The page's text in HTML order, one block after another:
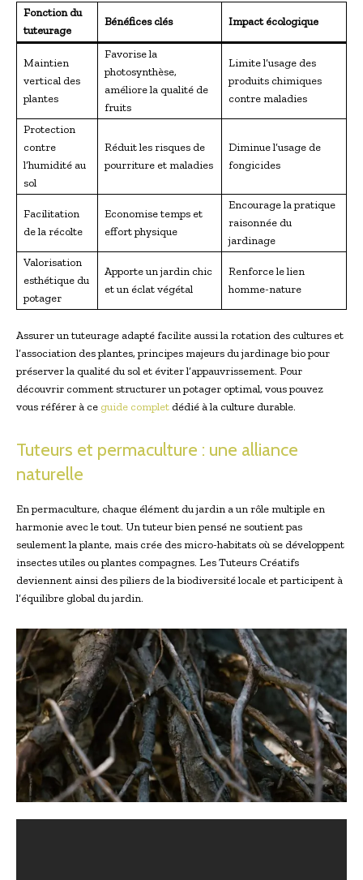
Fonction du
tuteurage
Bénéfices clés Impact écologique
Maintien
vertical des
plantes
Favorise la
photosynthèse,
améliore la qualité de
fruits
Limite l’usage des
produits chimiques
contre maladies
Protection
contre
l’humidité au
sol
Réduit les risques de
pourriture et maladies
Diminue l’usage de
fongicides
Facilitation
de la récolte
Economise temps et
effort physique
Encourage la pratique
raisonnée du
jardinage
Valorisation
esthétique du
potager
Apporte un jardin chic
et un éclat végétal
Renforce le lien
homme-nature
Assurer un tuteurage adapté facilite aussi la rotation des cultures et
l’association des plantes, principes majeurs du jardinage bio pour
préserver la qualité du sol et éviter l’appauvrissement. Pour
découvrir comment structurer un potager optimal, vous pouvez
vous référer à ce guide complet dédié à la culture durable.
Tuteurs et permaculture : une alliance
naturelle
En permaculture, chaque élément du jardin a un rôle multiple en
harmonie avec le tout. Un tuteur bien pensé ne soutient pas
seulement la plante, mais crée des micro-habitats où se développent
insectes utiles ou plantes compagnes. Les Tuteurs Créatifs
deviennent ainsi des piliers de la biodiversité locale et participent à
l’équilibre global du jardin.